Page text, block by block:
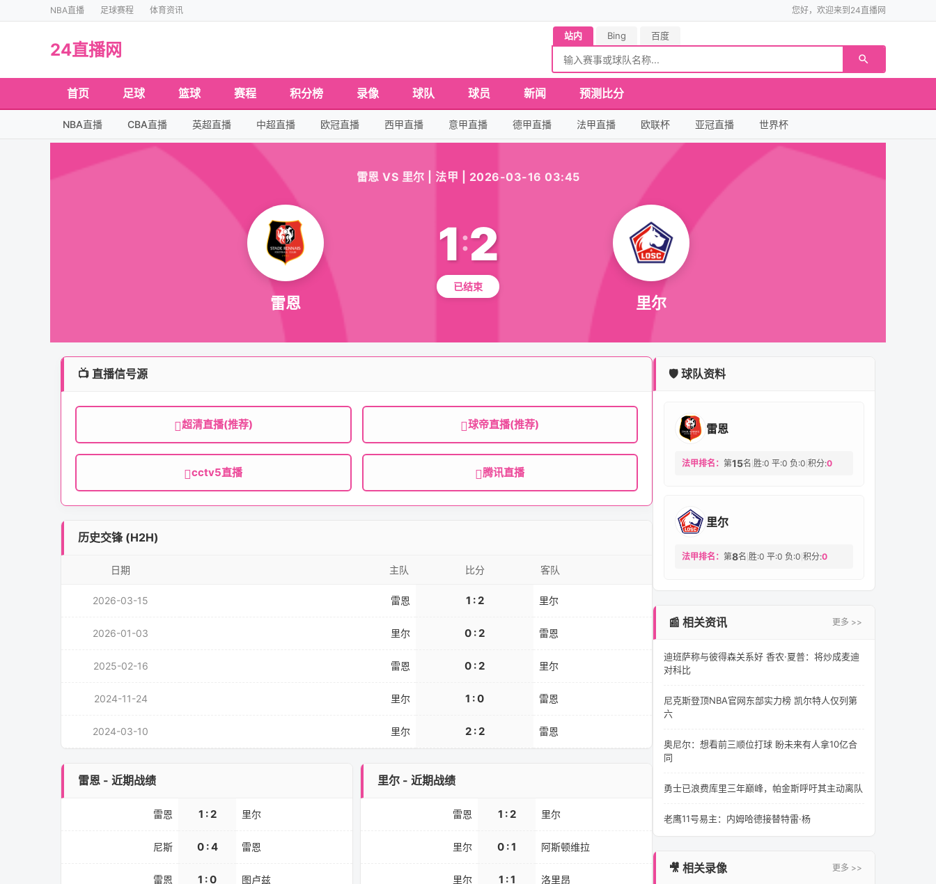
NBA直播 足球赛程 体育资讯 您好，欢迎来到24直播网
24直播网
站内 Bing 百度
首页 足球 篮球 赛程 积分榜 录像 球队 球员 新闻 预测比分
NBA直播 CBA直播 英超直播 中超直播 欧冠直播 西甲直播 意甲直播 德甲直播 法甲直播 欧联杯 亚冠直播 世界杯
雷恩 VS 里尔 | 法甲 | 2026-03-16 03:45
雷恩
1:2
已结束
里尔
📺 直播信号源
超清直播(推荐) 球帝直播(推荐)
cctv5直播 腾讯直播
历史交锋 (H2H)
日期 主队 比分 客队
2026-03-15 雷恩 1 : 2 里尔
2026-01-03 里尔 0 : 2 雷恩
2025-02-16 雷恩 0 : 2 里尔
2024-11-24 里尔 1 : 0 雷恩
2024-03-10 里尔 2 : 2 雷恩
雷恩 - 近期战绩
雷恩 1 : 2 里尔
尼斯 0 : 4 雷恩
雷恩 1 : 0 图卢兹
里尔 - 近期战绩
雷恩 1 : 2 里尔
里尔 0 : 1 阿斯顿维拉
里尔 1 : 1 洛里昂
🛡️ 球队资料
雷恩
法甲排名： 第15名 胜:0 平:0 负:0 积分:0
里尔
法甲排名： 第8名 胜:0 平:0 负:0 积分:0
📰 相关资讯 更多 >>
迪班萨称与彼得森关系好 香农·夏普：将炒成麦迪
对科比
尼克斯登顶NBA官网东部实力榜 凯尔特人仅列第
六
奥尼尔：想看前三顺位打球 盼未来有人拿10亿合
同
勇士已浪费库里三年巅峰，帕金斯呼吁其主动离队
老鹰11号易主：内姆哈德接替特雷·杨
🎥 相关录像 更多 >>